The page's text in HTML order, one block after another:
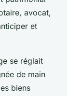
avocat,
et
se réglait
de main
biens